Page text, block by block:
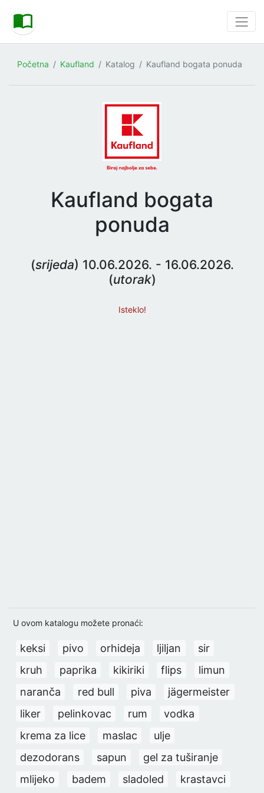
Početna Kaufland Katalog Kaufland bogata ponuda
Kaufland bogata
ponuda
(srijeda) 10.06.2026. - 16.06.2026.
(utorak)
Isteklo!
U ovom katalogu možete pronaći:
keksi pivo orhideja ljiljan
sir
kruh
paprika kikiriki flips
limun
naranča
red bull piva
jägermeister
liker
pelinkovac rum
vodka
krema za lice
maslac
ulje
dezodorans
sapun
gel za tuširanje
mlijeko
badem sladoled krastavci